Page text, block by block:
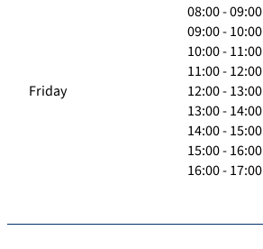
Friday
08:00 - 09:00
09:00 - 10:00
10:00 - 11:00
11:00 - 12:00
12:00 - 13:00
13:00 - 14:00
14:00 - 15:00
15:00 - 16:00
16:00 - 17:00